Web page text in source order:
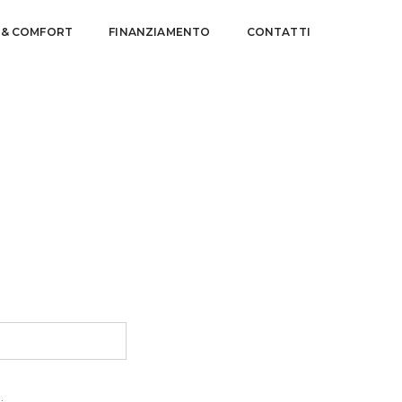
COMFORT FINANZIAMENTO CONTATTI